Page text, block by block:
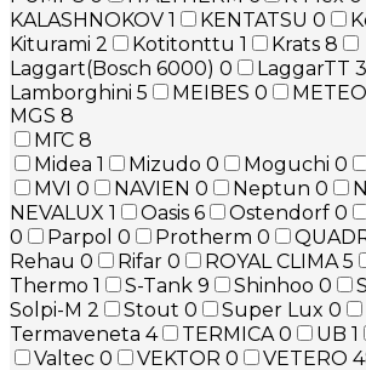
KALASHNOKOV 1 KENTATSU 0
Kiturami 2 Kotitonttu 1 Krats 8
Laggart(Bosch 6000) 0 LaggarTT 3
Lamborghini 5 MEIBES 0
MGS 8
МГС 8
Midea 1 Mizudo 0 Moguchi 0
MVI 0 NAVIEN 0 Neptun 0
NEVALUX 1 Oasis 6 Ostendorf 0
0
Parpol 0 Protherm 0
Rehau 0 Rifar 0 ROYAL CLIMA5
Thermo 1 S-Tank 9 Shinhoo 0
Solpi-M 2 Stout 0 Super Lux 0
Termaveneta 4 TERMICA0 UB 1
Valtec 0 VEKTOR 0 VETERO